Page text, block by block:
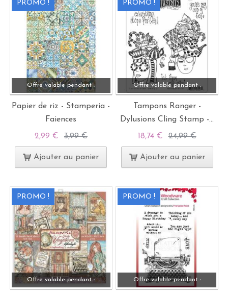
PROMO !
Offre valable pendant :
Papier de riz - Stamperia -
Faiences
2,99 € 3,99 €
Ajouter au panier
PROMO !
Offre valable pendant :
Tampons Ranger -
Dylusions Cling Stamp -...
18,74 € 24,99 €
Ajouter au panier
PROMO !
Offre valable pendant :
PROMO !
Offre valable pendant :